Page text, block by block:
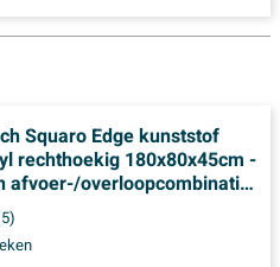
Squaro Edge kunststof
rechthoekig 180x80x45cm -
afvoer-/overloopcombinatie